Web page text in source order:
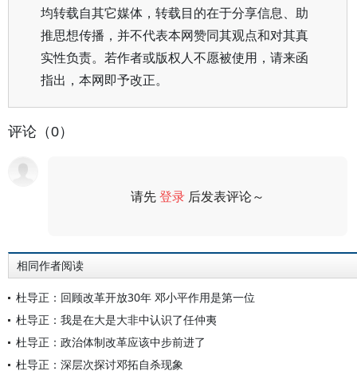
均转载自其它媒体，转载目的在于分享信息、助
推思想传播，并不代表本网赞同其观点和对其真
实性负责。若作者或版权人不愿被使用，请来函
指出，本网即予改正。
评论（0）
请先登录 后发表评论～
相同作者阅读
杜导正：回顾改革开放30年 邓小平作用是第一位
杜导正：我是在大是大非中认识了任仲夷
杜导正：政治体制改革应该中步前进了
杜导正：深层次探讨邓拓自杀现象